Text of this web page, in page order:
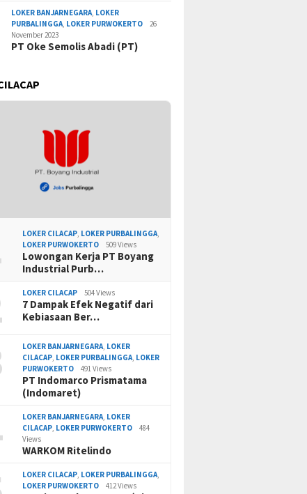
LOKER BANJARNEGARA LOKER
PURBALINGGA LOKER PURWOKERTO
26
November 2023
PT Oke Semolis Abadi (PT)
LOKER CILACAP, LOKER PURBALINGGA,
LOKER PURWOKERTO
509 Views
Lowongan Kerja PT Boyang
Industrial Purb…
LOKER CILACAP 504 Views
7 Dampak Efek Negatif dari
Kebiasaan Ber…
LOKER BANJARNEGARA, LOKER
CILACAP, LOKER PURBALINGGA, LOKER
PURWOKERTO
491 Views
PT Indomarco Prismatama
(Indomaret)
LOKER BANJARNEGARA, LOKER
CILACAP, LOKER PURWOKERTO
484
Views
WARKOM Ritelindo
LOKER CILACAP, LOKER PURBALINGGA,
LOKER PURWOKERTO
412 Views